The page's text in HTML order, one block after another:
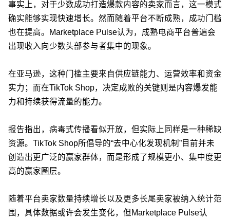
事实上，对于少数成功打造爆款内容的卖家而言，这一模式
确实能够实现快速增长。然而随着平台不断成熟，成功门槛
也在提高。Marketplace Pulse认为，成熟电商平台普遍会
出现收入向少数头部参与者集中的现象。
在亚马逊，这种门槛主要来自供应链能力、运营效率和资金
实力；而在TikTok Shop，决定成败的关键则是内容爆发能
力和持续获得流量的能力。
报告指出，病毒式传播看似开放，但实际上同样是一种稀缺
资源。TikTok Shop所倡导的“去中心化发现机制”目前并未
创造出更广泛的赢家群体，而是形成了规模更小、集中度更
高的赢家圈层。
随着平台卖家数量持续增长以及更多长尾卖家被纳入统计范
围，具体数据或许会发生变化，但Marketplace Pulse认